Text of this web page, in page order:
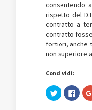
consentendo
rispetto del
contratto a
contratto fosse
fortiori, anche
non superiore a
Condividi:
Fai
clic
Fai
clic